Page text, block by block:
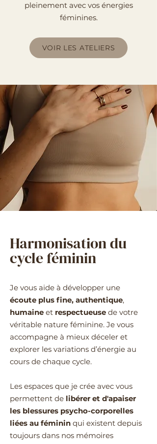
pleinement avec vos énergies
féminines.
VOIR LES ATELIERS
Harmonisation du
cycle féminin
Je vous aide à développer une
écoute plus fine, authentique,
humaine et respectueuse de votre
véritable nature féminine. Je vous
accompagne à mieux déceler et
explorer les variations d’énergie au
cours de chaque cycle.
Les espaces que je crée avec vous
permettent de libérer et d'apaiser
les blessures psycho-corporelles
liées au féminin qui existent depuis
toujours dans nos mémoires